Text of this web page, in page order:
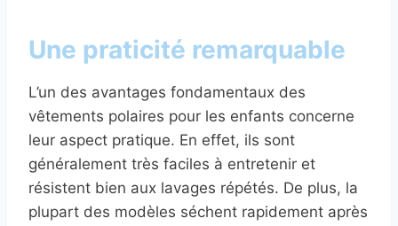
Une praticité remarquable
L’un des avantages fondamentaux des
vêtements polaires pour les enfants concerne
leur aspect pratique. En effet, ils sont
généralement très faciles à entretenir et
résistent bien aux lavages répétés. De plus, la
plupart des modèles séchent rapidement après